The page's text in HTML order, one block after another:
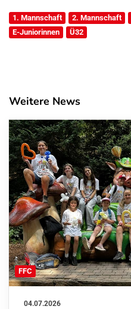
1. Mannschaft 2. Mannschaft
E-Juniorinnen
Ü32
Weitere News
FFC
04.07.2026